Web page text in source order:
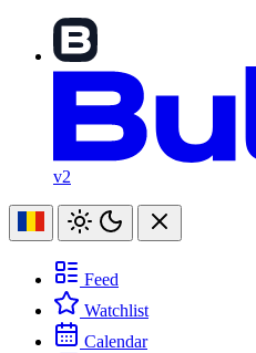
v2
Feed
Watchlist
Calendar